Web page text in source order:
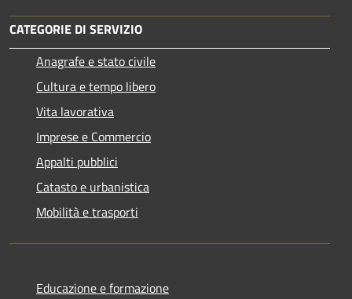
CATEGORIE DI SERVIZIO
Anagrafe e stato civile
Cultura e tempo libero
Vita lavorativa
Imprese e Commercio
Appalti pubblici
Catasto e urbanistica
Mobilità e trasporti
Educazione e formazione